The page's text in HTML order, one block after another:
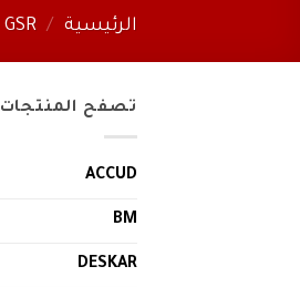
الرئيسية /
GSR
تصفح المنتجات
ACCUD
BM
DESKAR